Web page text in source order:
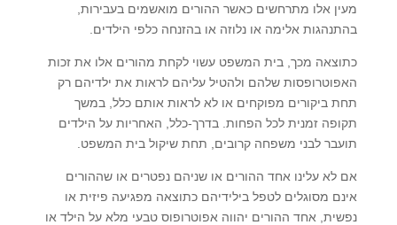
מעין אלו מתרחשים כאשר ההורים מואשמים בעבירות,
בהתנהגות אלימה או נלוזה או בהזנחה כלפי הילדים.
כתוצאה מכך, בית המשפט עשוי לקחת מהורים אלו את זכות
האפוטרופסות שלהם ולהטיל עליהם לראות את ילדיהם רק
תחת ביקורים מפוקחים או לא לראות אותם כלל, במשך
תקופה זמנית לכל הפחות. בדרך-כלל, האחריות על הילדים
תועבר לבני משפחה קרובים, תחת שיקול בית המשפט.
אם לא עלינו אחד ההורים או שניהם נפטרים או שההורים
אינם מסוגלים לטפל בילידיהם כתוצאה מפגיעה פיזית או
נפשית, אחד ההורים יהווה אפוטרופוס טבעי מלא על הילד או